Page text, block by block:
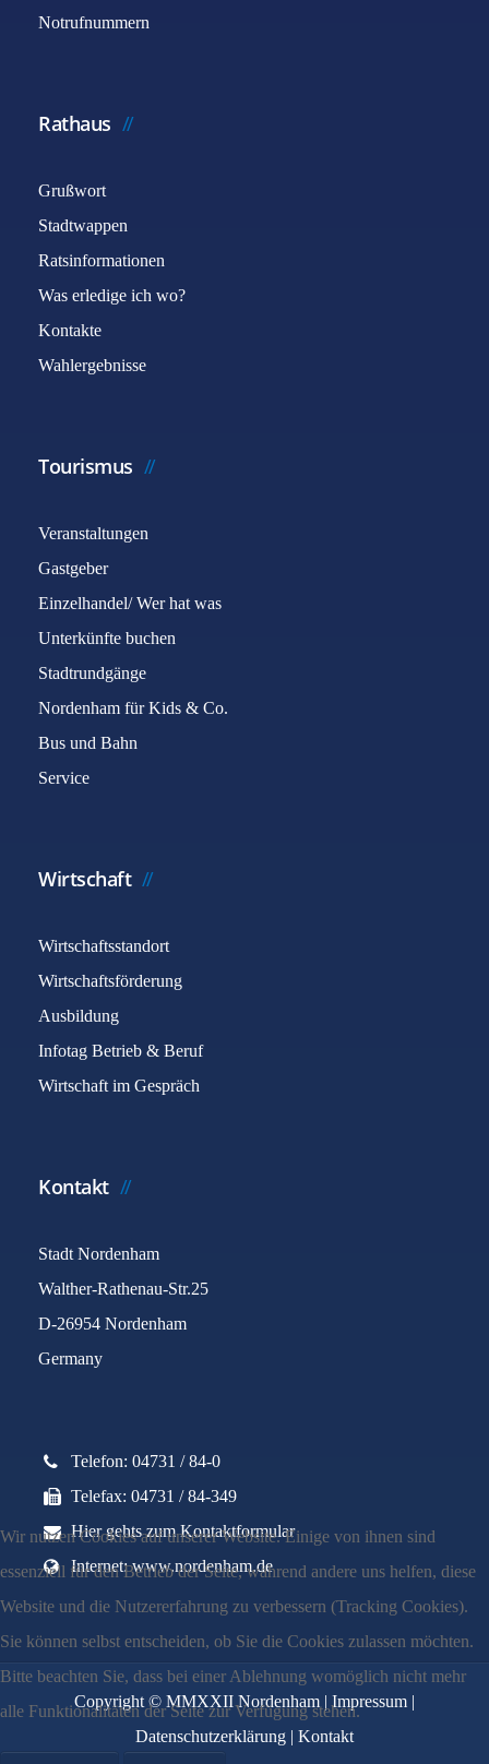
Notrufnummern
Rathaus
Grußwort
Stadtwappen
Ratsinformationen
Was erledige ich wo?
Kontakte
Wahlergebnisse
Tourismus
Veranstaltungen
Gastgeber
Einzelhandel/ Wer hat was
Unterkünfte buchen
Stadtrundgänge
Nordenham für Kids & Co.
Bus und Bahn
Service
Wirtschaft
Wirtschaftsstandort
Wirtschaftsförderung
Ausbildung
Infotag Betrieb & Beruf
Wirtschaft im Gespräch
Kontakt
Stadt Nordenham
Walther-Rathenau-Str.25
D-26954 Nordenham
Germany
Telefon: 04731 / 84-0
Telefax: 04731 / 84-349
Hier gehts zum Kontaktformular
Internet: www.nordenham.de
Copyright © MMXXII Nordenham |Impressum |
Datenschutzerklärung | Kontakt
Wir nutzen Cookies auf unserer Website. Einige von ihnen sind
essenziell für den Betrieb der Seite, während andere uns helfen, diese
Website und die Nutzererfahrung zu verbessern (Tracking Cookies).
Sie können selbst entscheiden, ob Sie die Cookies zulassen möchten.
Bitte beachten Sie, dass bei einer Ablehnung womöglich nicht mehr
alle Funktionalitäten der Seite zur Verfügung stehen.